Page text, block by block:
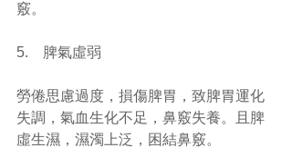
竅。
5.    脾氣虛弱
勞倦思慮過度，損傷脾胃，致脾胃運化
失調，氣血生化不足，鼻竅失養。且脾
虛生濕，濕濁上泛，困結鼻竅。